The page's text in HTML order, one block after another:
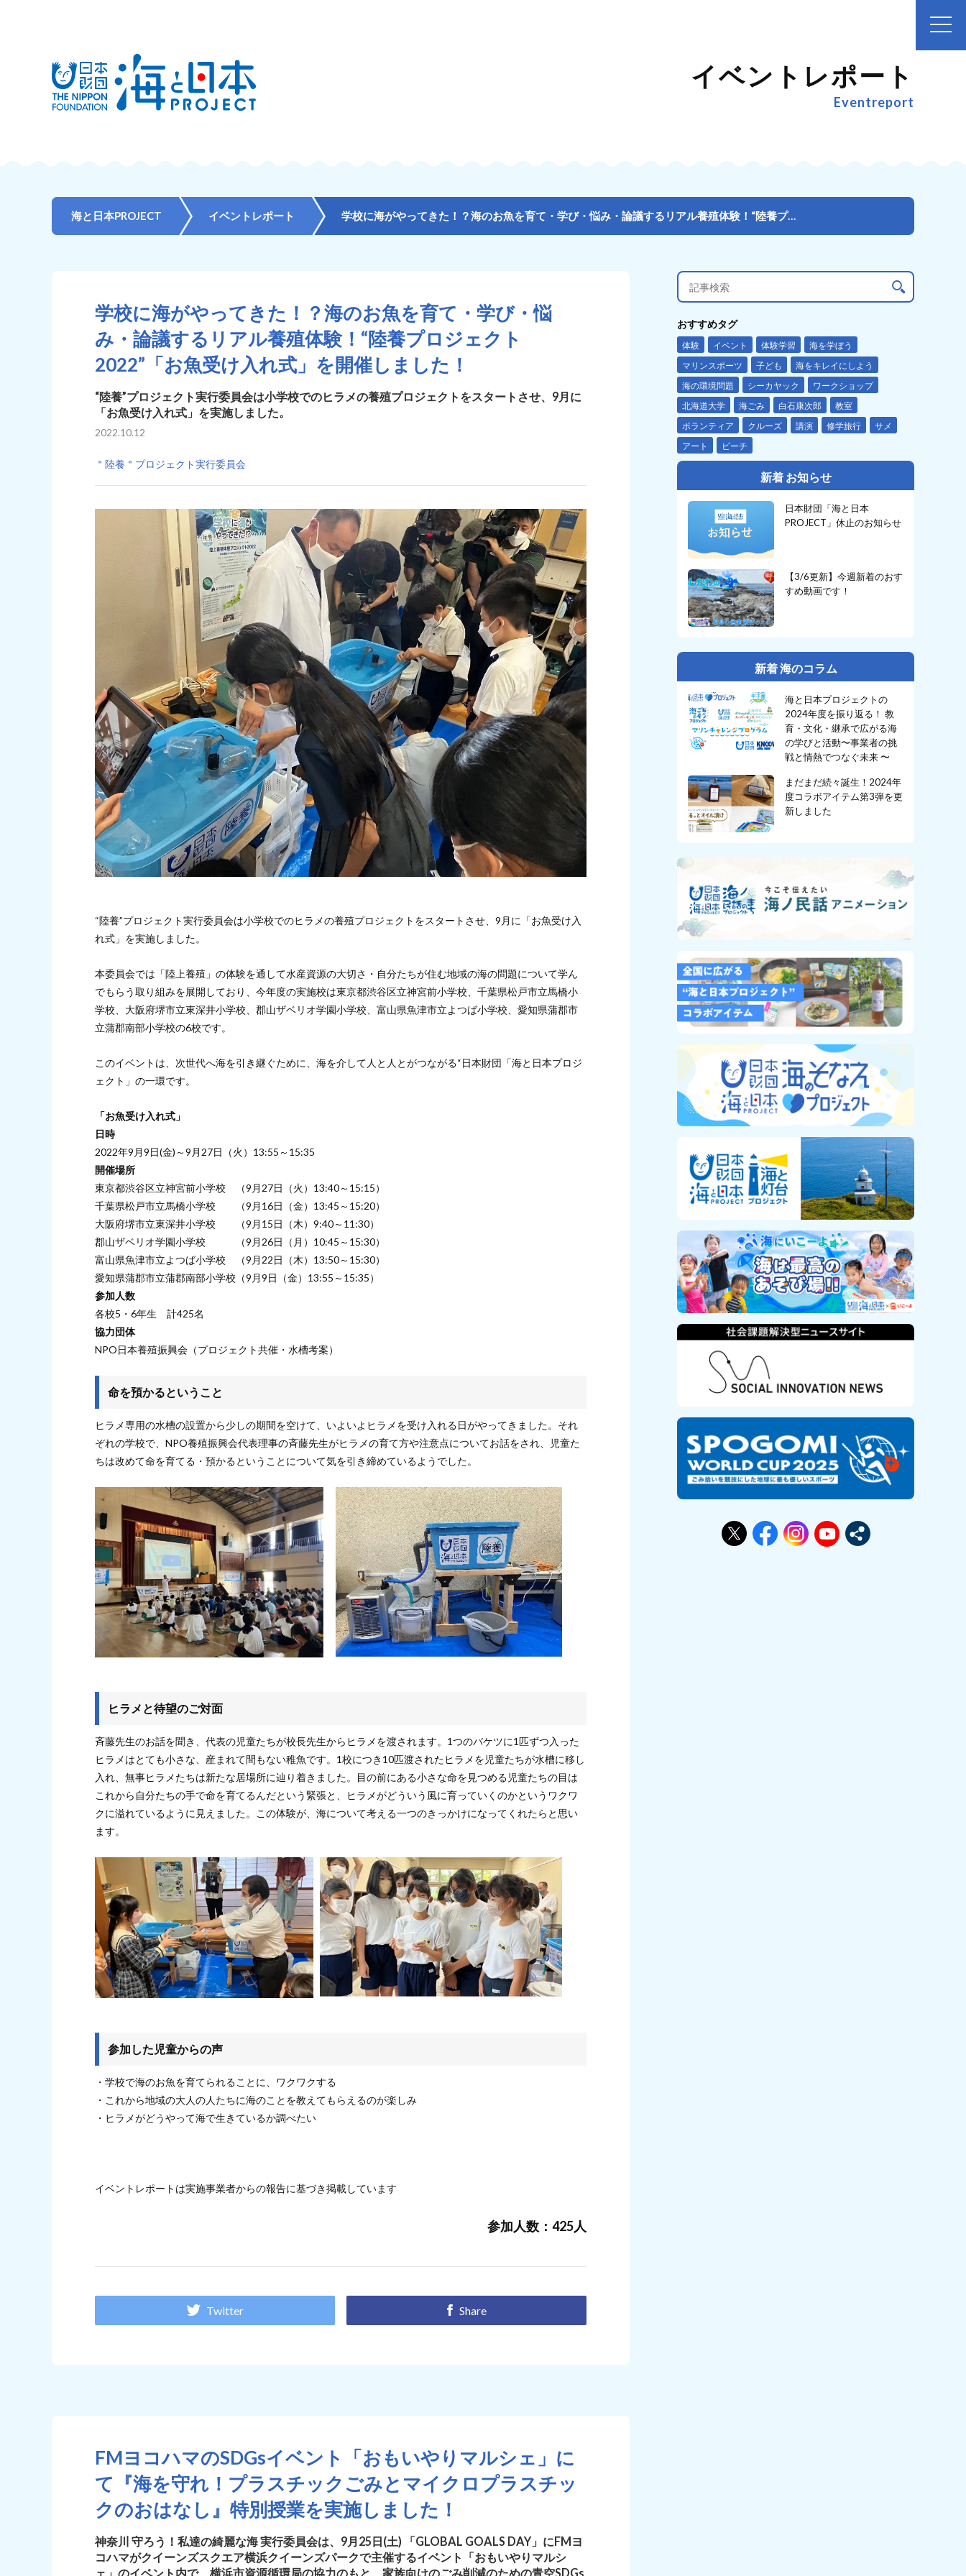
イベントレポート
Eventreport
海と日本PROJECT イベントレポート 学校に海がやってきた！？海のお魚を育て・学び・悩み・論議するリアル養殖体験！“陸養プロジェクト202...
学校に海がやってきた！？海のお魚を育て・学び・悩
み・論議するリアル養殖体験！“陸養プロジェクト
2022”「お魚受け入れ式」を開催しました！
“陸養”プロジェクト実行委員会は小学校でのヒラメの養殖プロジェクトをスタートさせ、9月に
「お魚受け入れ式」を実施しました。
2022.10.12
＂陸養＂プロジェクト実行委員会
“陸養”プロジェクト実行委員会は小学校でのヒラメの養殖プロジェクトをスタートさせ、9月に「お魚受け入
れ式」を実施しました。
本委員会では「陸上養殖」の体験を通して水産資源の大切さ・自分たちが住む地域の海の問題について学ん
でもらう取り組みを展開しており、今年度の実施校は東京都渋谷区立神宮前小学校、千葉県松戸市立馬橋小
学校、大阪府堺市立東深井小学校、郡山ザベリオ学園小学校、富山県魚津市立よつば小学校、愛知県蒲郡市
立蒲郡南部小学校の6校です。
このイベントは、次世代へ海を引き継ぐために、海を介して人と人とがつながる“日本財団「海と日本プロジ
ェクト」の一環です。
「お魚受け入れ式」
日時
2022年9月9日(金)～9月27日（火）13:55～15:35
開催場所
東京都渋谷区立神宮前小学校 （9月27日（火）13:40～15:15）
千葉県松戸市立馬橋小学校 （9月16日（金）13:45～15:20）
大阪府堺市立東深井小学校 （9月15日（木）9:40～11:30）
郡山ザベリオ学園小学校 （9月26日（月）10:45～15:30）
富山県魚津市立よつば小学校 （9月22日（木）13:50～15:30）
愛知県蒲郡市立蒲郡南部小学校（9月9日（金）13:55～15:35）
参加人数
各校5・6年生 計425名
協力団体
NPO日本養殖振興会（プロジェクト共催・水槽考案）
命を預かるということ
ヒラメ専用の水槽の設置から少しの期間を空けて、いよいよヒラメを受け入れる日がやってきました。それ
ぞれの学校で、NPO養殖振興会代表理事の斉藤先生がヒラメの育て方や注意点についてお話をされ、児童た
ちは改めて命を育てる・預かるということについて気を引き締めているようでした。
ヒラメと待望のご対面
斉藤先生のお話を聞き、代表の児童たちが校長先生からヒラメを渡されます。1つのバケツに1匹ずつ入った
ヒラメはとても小さな、産まれて間もない稚魚です。1校につき10匹渡されたヒラメを児童たちが水槽に移し
入れ、無事ヒラメたちは新たな居場所に辿り着きました。目の前にある小さな命を見つめる児童たちの目は
これから自分たちの手で命を育てるんだという緊張と、ヒラメがどういう風に育っていくのかというワクワ
クに溢れているように見えました。この体験が、海について考える一つのきっかけになってくれたらと思い
ます。
参加した児童からの声
・学校で海のお魚を育てられることに、ワクワクする
・これから地域の大人の人たちに海のことを教えてもらえるのが楽しみ
・ヒラメがどうやって海で生きているか調べたい
イベントレポートは実施事業者からの報告に基づき掲載しています
参加人数：425人
Twitter Share
FMヨコハマのSDGsイベント「おもいやりマルシェ」に
て『海を守れ！プラスチックごみとマイクロプラスチッ
クのおはなし』特別授業を実施しました！
神奈川 守ろう！私達の綺麗な海 実行委員会は、9月25日(土) 「GLOBAL GOALS DAY」にFMヨ
コハマがクイーンズスクエア横浜クイーンズパークで主催するイベント「おもいやりマルシ
ェ」のイベント内で、横浜市資源循環局の協力のもと、家族向けのごみ削減のための青空SDGs
おすすめタグ
体験 イベント 体験学習
海を学ぼう
マリンスポーツ
子ども
海をキレイにしよう
海の環境問題
シーカヤック
ワークショップ
北海道大学
海ごみ 白石康次郎
教室
ボランティア
クルーズ 講演 修学旅行
サメ
アート
ビーチ
新着 お知らせ
日本財団「海と日本
PROJECT」休止のお知らせ
【3/6更新】今週新着のおす
すめ動画です！
新着 海のコラム
海と日本プロジェクトの
2024年度を振り返る！ 教
育・文化・継承で広がる海
の学びと活動〜事業者の挑
戦と情熱でつなぐ未来 〜
まだまだ続々誕生！2024年
度コラボアイテム第3弾を更
新しました